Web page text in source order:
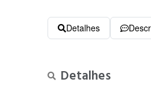
Detalhes
Detalhes